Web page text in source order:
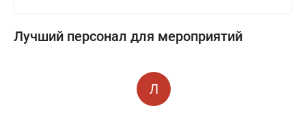
Лучший персонал для мероприятий